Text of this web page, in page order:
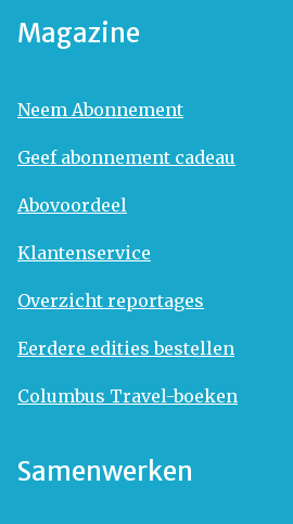
Magazine
Neem Abonnement
Geef abonnement cadeau
Abovoordeel
Klantenservice
Overzicht reportages
Eerdere edities bestellen
Columbus Travel-boeken
Samenwerken